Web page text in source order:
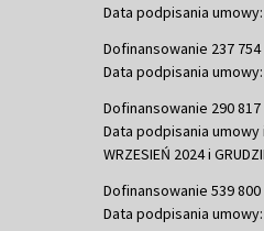
Data podpisania umowy:
Dofinansowanie 237 754
Data podpisania umowy:
Dofinansowanie 290 817
Data podpisania umowy
WRZESIEŃ 2024 i
Dofinansowanie 539 800
Data podpisania umowy: